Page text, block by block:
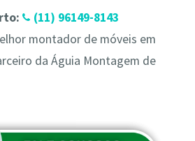
(11) 96149-8143
montador de móveis em
da Águia Montagem de